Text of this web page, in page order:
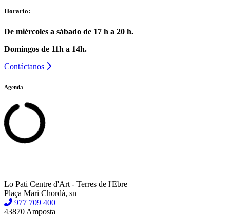
Horario:
De miércoles a sábado de 17 h a 20 h.
Domingos de 11h a 14h.
Contáctanos
Agenda
Lo Pati Centre d'Art - Terres de l'Ebre
Plaça Mari Chordà, sn
977 709 400
43870 Amposta